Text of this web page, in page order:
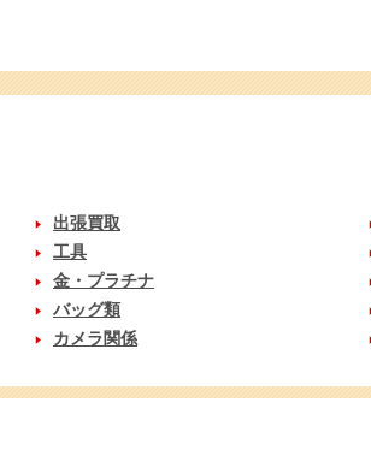
出張買取
工具
金・プラチナ
バッグ類
カメラ関係